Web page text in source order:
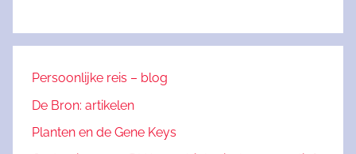
Persoonlijke reis – blog
De Bron: artikelen
Planten en de Gene Keys